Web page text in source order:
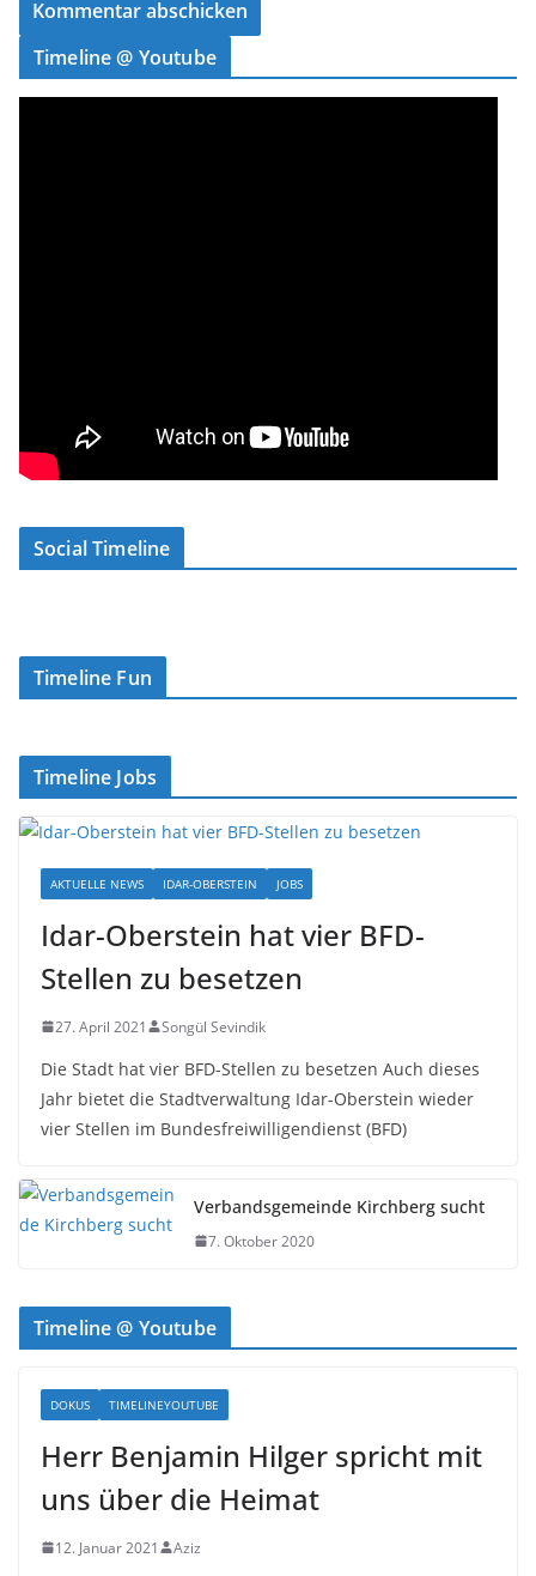
Timeline @ Youtube
Social Timeline
Timeline Fun
Timeline Jobs
AKTUELLE NEWS IDAR-OBERSTEIN JOBS
Idar-Oberstein hat vier BFD-
Stellen zu besetzen
27. April 2021 Songül Sevindik
Die Stadt hat vier BFD-Stellen zu besetzen Auch dieses
Jahr bietet die Stadtverwaltung Idar-Oberstein wieder
vier Stellen im Bundesfreiwilligendienst (BFD)
Verbandsgemeinde Kirchberg sucht
7. Oktober 2020
Timeline @ Youtube
DOKUS TIMELINEYOUTUBE
Herr Benjamin Hilger spricht mit
uns über die Heimat
12. Januar 2021 Aziz